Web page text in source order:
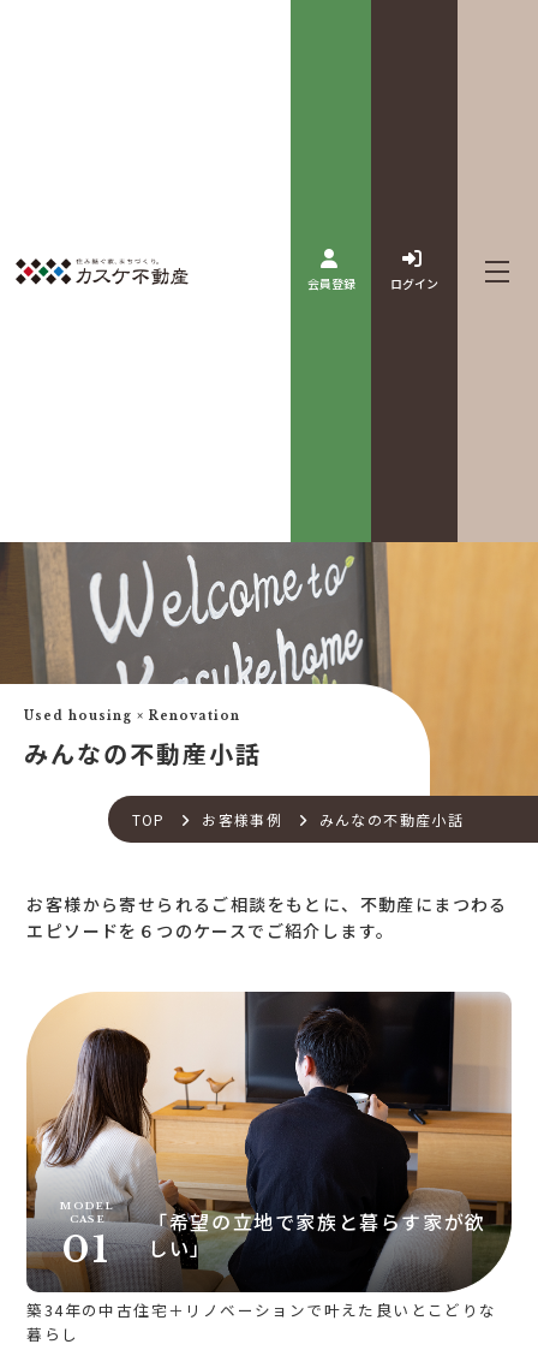
会員登録 ログイン
カスケって？
カスケホームグループ
買いたい
中古×RF(リノベ)
新築建売購入サポート
不動産流通の仕組み
住宅ローンサポート
住宅あんしん点検
住宅売却サポート
土地売却サポート
不動産買取
不動産売却サポート
査定依頼
不動産の相場情報
不動産を探す
物件検索
お気に入り不動産を見る
新着不動産情報
お客様事例
お客様の声
みんなの不動産小話
中古リフォーム事例
店舗紹介
スタッフ紹介
お問い合わせ
不動産コラム
オンライン対応
オンライン相談サービス
TOP お客様事例 みんなの不動産小話
Used housing × Renovation
みんなの不動産小話
お客様から寄せられるご相談をもとに、不動産にまつわる
エピソードを６つのケースでご紹介します。
MODEL
CASE
01
「希望の立地で家族と暮らす家が欲
しい」
築34年の中古住宅＋リノベーションで叶えた良いとこどりな
暮らし